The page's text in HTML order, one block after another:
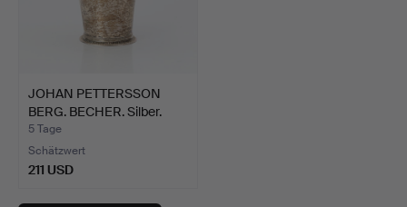
JOHAN PETTERSSON
BERG. BECHER. Silber.
Nor…
5 Tage
Schätzwert
211 USD